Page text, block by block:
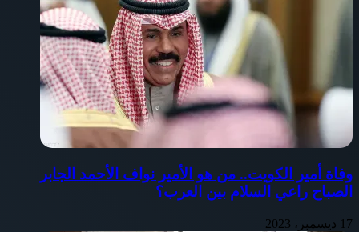
وفاة أمير الكويت.. من هو الأمير نواف الأحمد الجابر
الصباح راعي السلام بين العرب؟
17 ديسمبر، 2023